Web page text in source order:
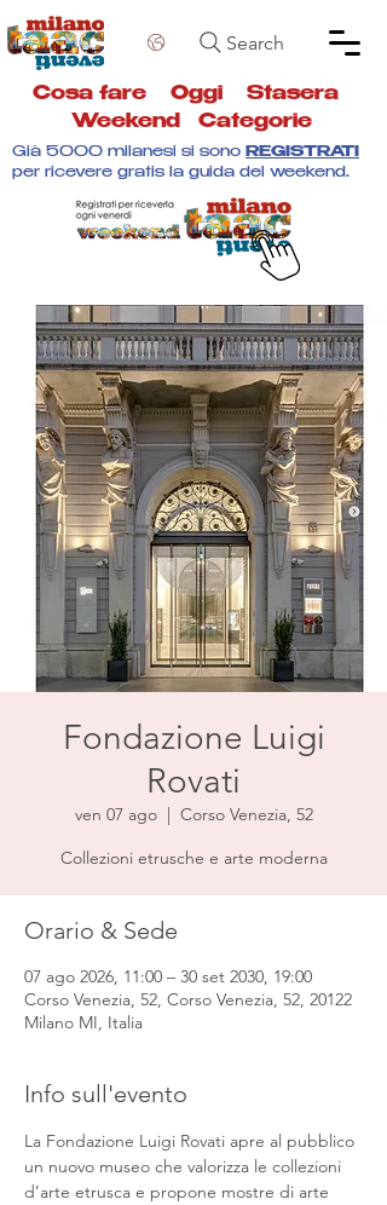
Search
Cosa fare Oggi Stasera
Weekend
Categorie
Già 5000 milanesi si sono REGISTRATI
per ricevere gratis la guida del weekend.
Fondazione Luigi
Rovati
ven 07 ago
  |
Corso Venezia, 52
Collezioni etrusche e arte moderna
Orario & Sede
07 ago 2026, 11:00 – 30 set 2030, 19:00
Corso Venezia, 52, Corso Venezia, 52, 20122
Milano MI, Italia
Info sull'evento
La Fondazione Luigi Rovati apre al pubblico
un nuovo museo che valorizza le collezioni
d’arte etrusca e propone mostre di arte